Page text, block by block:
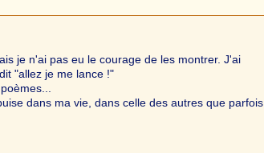
je n'ai pas eu le courage de les montrer. J'ai
"allez je me lance !"
dans ma vie, dans celle des autres que parfois